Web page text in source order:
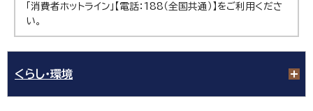
「消費者ホットライン」【電話：188（全国共通）】をご利用くださ
い。
くらし・環境